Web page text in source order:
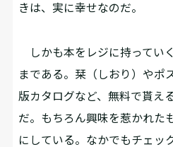
きは、実に幸せなのだ。
しかも本をレジに持ってい
まである。栞（しおり）やポ
版カタログなど、無料で貰え
だ。もちろん興味を惹かれた
にしている。なかでもチェッ